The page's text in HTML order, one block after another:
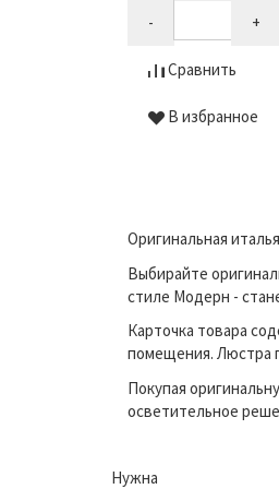
- +
Сравнить
В избранное
Оригинальная
Выбирайте
стиле Модерн -
Карточка товара
помещения. Люстра
Покупая
осветительное
Нужна